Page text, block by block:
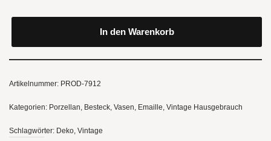
In den Warenkorb
Artikelnummer: PROD-7912
Kategorien: Porzellan, Besteck, Vasen, Emaille, Vintage Hausgebrauch
Schlagwörter: Deko, Vintage